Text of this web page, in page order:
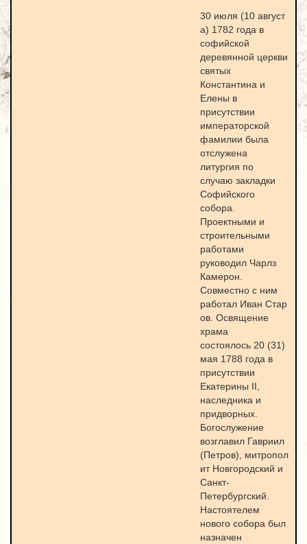
30 июля (10 август
а) 1782 года в
софийской
деревянной церкви
святых
Константина и
Елены в
присутствии
императорской
фамилии была
отслужена
литургия по
случаю закладки
Софийского
собора.
Проектными и
строительными
работами
руководил Чарлз
Камерон.
Совместно с ним
работал Иван Стар
ов. Освящение
храма
состоялось 20 (31)
мая 1788 года в
присутствии
Екатерины II,
наследника и
придворных.
Богослужение
возглавил Гавриил
(Петров), митропол
ит Новгородский и
Санкт-
Петербургский.
Настоятелем
нового собора был
назначен